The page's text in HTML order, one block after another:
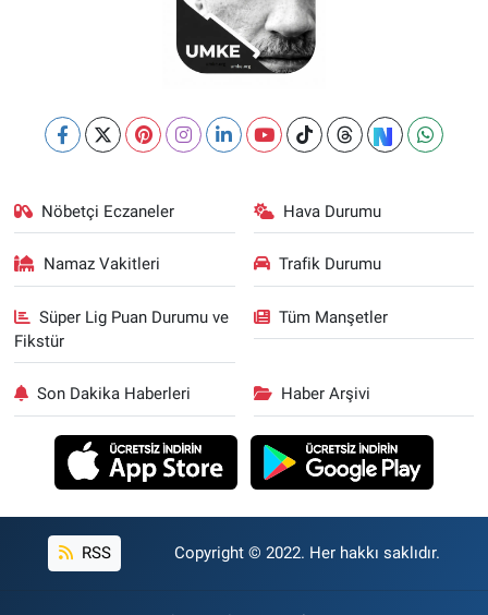
Nöbetçi Eczaneler Hava Durumu
Namaz Vakitleri Trafik Durumu
Süper Lig Puan Durumu ve
Fikstür
Tüm Manşetler
Son Dakika Haberleri Haber Arşivi
RSS Copyright © 2022. Her hakkı saklıdır.